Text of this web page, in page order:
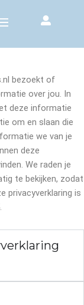
bezoekt of
over jou. In
deze informatie
om en slaan die
we van je
deze
We raden je
te bekijken, zodat
privacyverklaring is